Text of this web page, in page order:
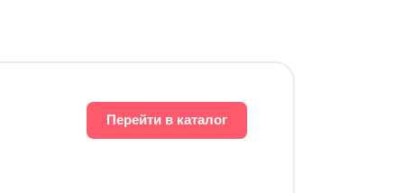
Перейти в каталог